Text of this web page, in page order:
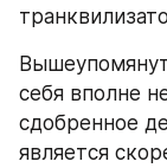
себя вполне
сдобренное
является